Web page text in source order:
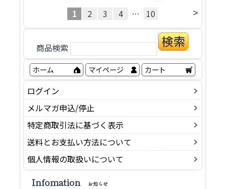
>
1 2 3 4 … 10
商品検索
ホーム マイページ カート
ログイン
メルマガ申込/停止
特定商取引法に基づく表示
送料とお支払い方法について
個人情報の取扱いについて
Infomation お知らせ